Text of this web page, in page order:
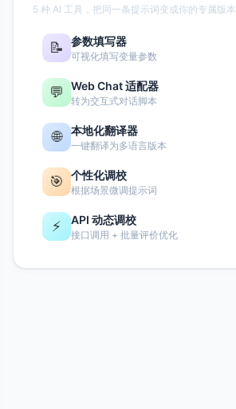
5 种 AI 工具，把同一条提示词变成你的专属版本
📝 参数填写器
可视化填写变量参数
💬 Web Chat 适配器
转为交互式对话脚本
🌐 本地化翻译器
一键翻译为多语言版本
🎯 个性化调校
根据场景微调提示词
⚡ API 动态调校
接口调用 + 批量评价优化